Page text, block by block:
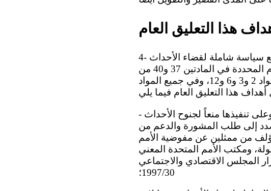
هذا التعليق العام
4- في البداية، تود اللجنة أن تؤكد أن الاتفاقية تلزم الدول الأطراف بوضع سياسة شاملة لقضاء الأحداث
وبتنفيذها. ولا ينبغي لهذا النهج الشامل أن يقتصر على تنفيذ الأحكام المحددة في المادتين 37 و40 من
الاتفاقية، وإنما ينبغي أن يراعي أيضاً المبادئ العامة الراسخة في المواد 2 و3 و6 و12، وفي جميع المواد
- تشجيع الدول الأطراف على وضع سياسة شاملة لقضاء الأحداث وعلى تنفيذها منعاً لجنوح الأحداث
إلى طلب المشورة والدعم من
من ممثلين عن مفوضية الأمم
ومكتب الأمم المتحدة المعني
المجلس الاقتصادي والاجتماعي
1997/30؛